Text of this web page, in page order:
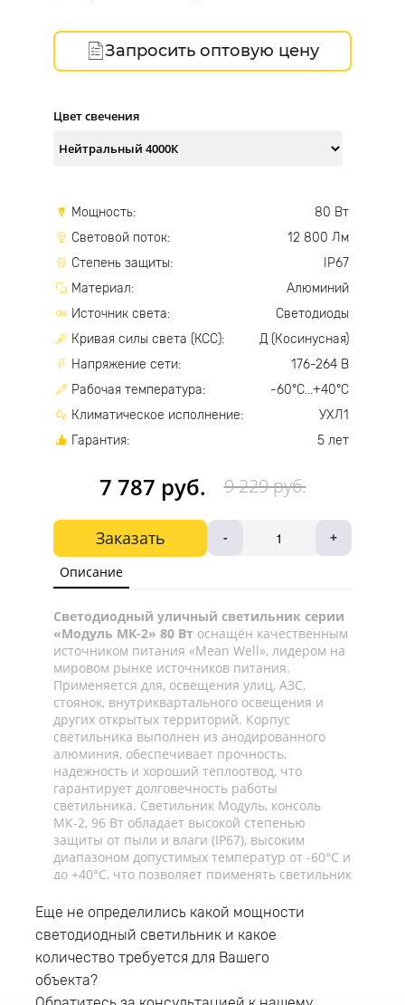
7 787 руб. 9 229 руб.
Заказать - +
Запросить оптовую цену
Цвет свечения
Мощность:
80 Вт
Световой поток:
12 800 Лм
Степень защиты:
IP67
Материал:
Алюминий
Источник света:
Светодиоды
Кривая силы света (КСС):
Д (Косинусная)
Напряжение сети:
176-264 В
Рабочая температура:
-60°С...+40°С
Климатическое исполнение:
УХЛ1
Гарантия:
5 лет
Описание
Светодиодный уличный светильник серии
«Модуль МК-2» 80 Вт оснащён качественным
источником питания «Mean Well», лидером на
мировом рынке источников питания.
Применяется для, освещения улиц, АЗС,
стоянок, внутриквартального освещения и
других открытых территорий. Корпус
светильника выполнен из анодированного
алюминия, обеспечивает прочность,
надежность и хороший теплоотвод, что
гарантирует долговечность работы
светильника. Светильник Модуль, консоль
МК-2, 96 Вт обладает высокой степенью
защиты от пыли и влаги (IP67), высоким
диапазоном допустимых температур от -60°C и
до +40°C, что позволяет применять светильник
освещения. Светильник имеет консольный
тип крепления и устанавливается на трубу
диаметром до 52мм. Рекомендуемая высота
установки светильника 8-10 метров. В
светильнике данной серии используется
Еще не определились какой мощности
светодиодный светильник и какое
количество требуется для Вашего
объекта?